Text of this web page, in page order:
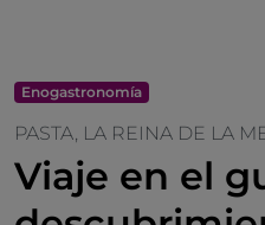
Enogastronomía
PASTA, LA REINA DE LA
Viaje en el